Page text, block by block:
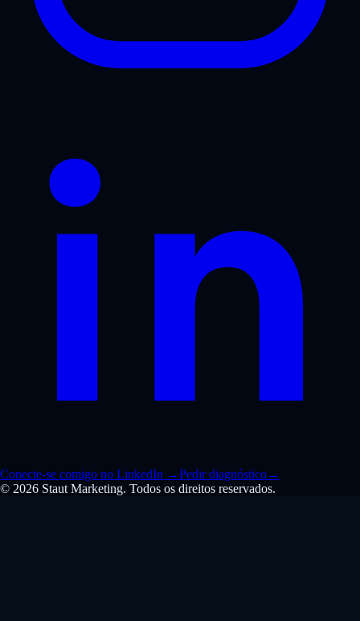
Conecte-se comigo no LinkedIn →Pedir diagnóstico→
© 2026 Staut Marketing. Todos os direitos reservados.